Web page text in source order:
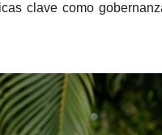
clave como